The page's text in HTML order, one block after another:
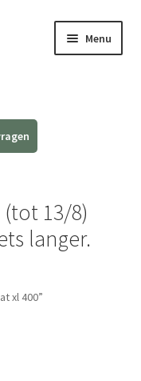
Menu
13/8)
langer.
xl 400”